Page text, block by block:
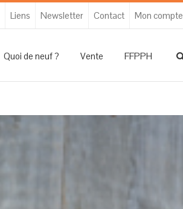
Liens Newsletter Contact Mon compte
Quoi de neuf ? Vente FFPPH